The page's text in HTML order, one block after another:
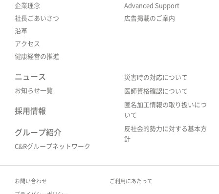
企業理念
社長ごあいさつ
沿革
アクセス
健康経営の推進
Advanced Support
広告掲載のご案内
ニュース
お知らせ一覧
採用情報
グループ紹介
C&Rグループネットワーク
災害時の対応について
医師資格確認について
匿名加工情報の取り扱いにつ
いて
反社会的勢力に対する基本方
針
お問い合わせ ご利用にあたって